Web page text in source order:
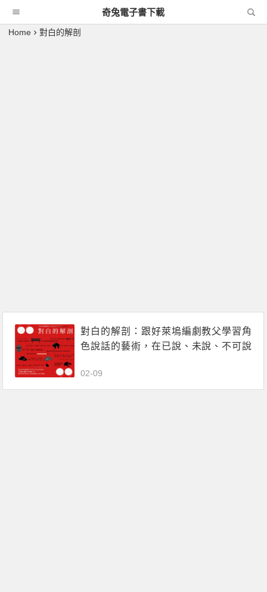
奇兔電子書下載
Home 對白的解剖
對白的解剖：跟好萊塢編劇教父學習角
色說話的藝術，在已說、未說、不可說
風格的魅力.pdf電子書下載（羅伯特 · 麥
基）
02-09